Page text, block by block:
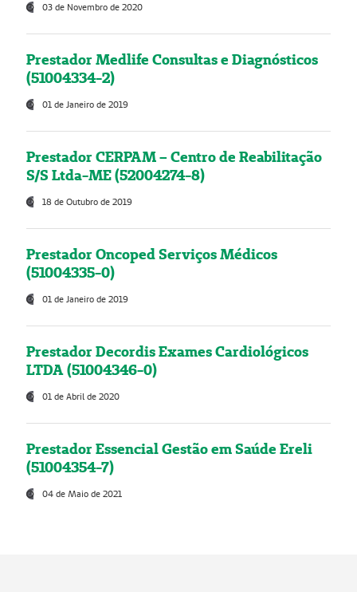
03 de Novembro de 2020
Prestador Medlife Consultas e Diagnósticos
(51004334-2)
01 de Janeiro de 2019
Prestador CERPAM – Centro de Reabilitação
S/S Ltda-ME (52004274-8)
18 de Outubro de 2019
Prestador Oncoped Serviços Médicos
(51004335-0)
01 de Janeiro de 2019
Prestador Decordis Exames Cardiológicos
LTDA (51004346-0)
01 de Abril de 2020
Prestador Essencial Gestão em Saúde Ereli
(51004354-7)
04 de Maio de 2021